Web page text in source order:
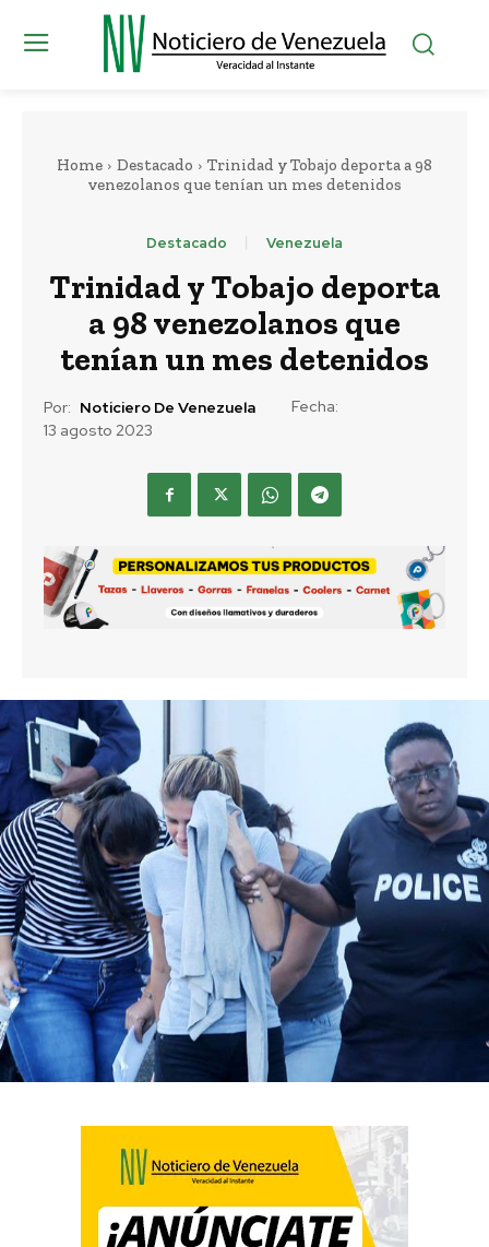
Home Destacado
Trinidad y Tobajo deporta a 98
venezolanos que tenían un mes detenidos
Destacado Venezuela
Trinidad y Tobajo deporta
a 98 venezolanos que
tenían un mes detenidos
Por: Noticiero De Venezuela
Fecha:
13 agosto 2023